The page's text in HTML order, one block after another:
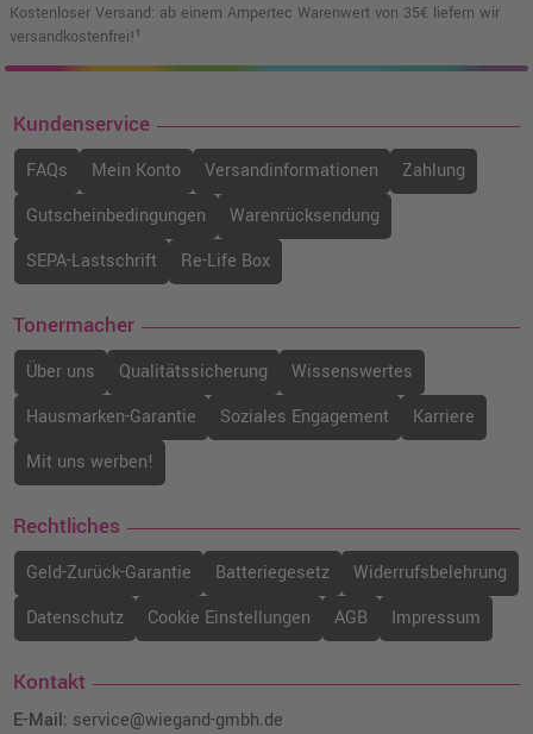
Kostenloser Versand: ab einem Ampertec Warenwert von 35€ liefern wir
versandkostenfrei!¹
Kundenservice
FAQs Mein Konto Versandinformationen
Zahlung
Gutscheinbedingungen
Warenrücksendung
SEPA-Lastschrift
Re-Life Box
Tonermacher
Über uns Qualitätssicherung
Wissenswertes
Hausmarken-Garantie
Soziales Engagement
Karriere
Mit uns werben!
Rechtliches
Geld-Zurück-Garantie Batteriegesetz
Widerrufsbelehrung
Datenschutz
Cookie Einstellungen AGB Impressum
Kontakt
E-Mail: service@wiegand-gmbh.de